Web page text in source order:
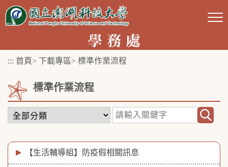
跳
::: 首頁> 下載專區> 標準作業流程
標準作業流程
【生活輔導組】防疫假相關訊息